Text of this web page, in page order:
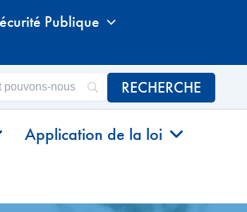
Publique
Application de la loi